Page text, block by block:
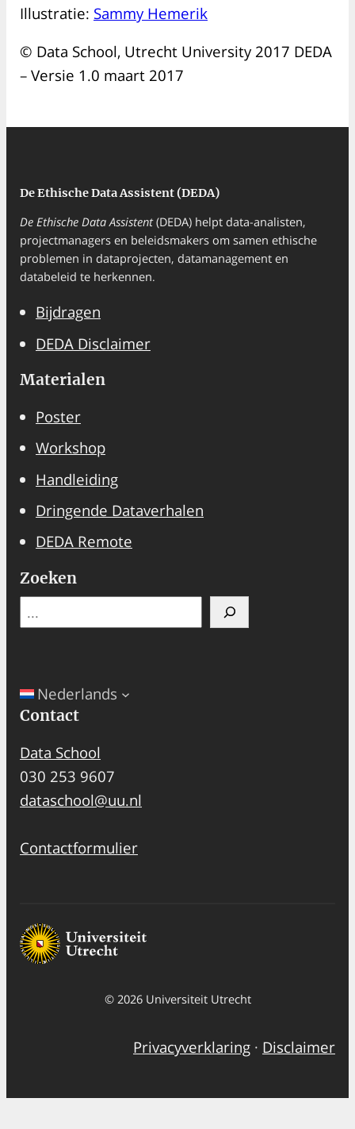
Illustratie: Sammy Hemerik
© Data School, Utrecht University 2017 DEDA
– Versie 1.0 maart 2017
De Ethische Data Assistent (DEDA)
De Ethische Data Assistent(DEDA) helpt data-analisten,
projectmanagers en beleidsmakers om samen ethische
problemen in dataprojecten, datamanagement en
databeleid te herkennen.
Bijdragen
DEDA Disclaimer
Materialen
Poster
Workshop
Handleiding
Dringende Dataverhalen
DEDA Remote
Zoeken
Nederlands
Contact
Data School
030 253 9607
dataschool@uu.nl
Contactformulier
© 2026 Universiteit Utrecht
Privacyverklaring · Disclaimer